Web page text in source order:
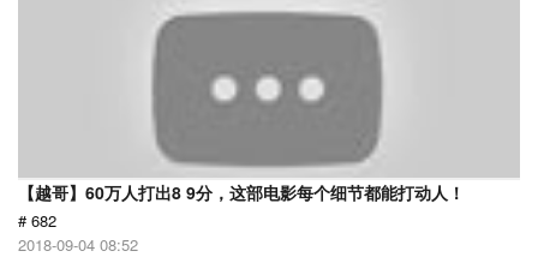
【越哥】60万人打出8 9分，这部电影每个细节都能打动人！
# 682
2018-09-04 08:52